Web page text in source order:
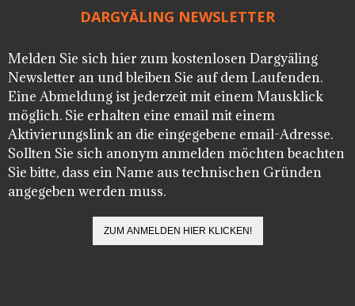
DARGYÄLING NEWSLETTER
Melden Sie sich hier zum kostenlosen Dargyäling
Newsletter an und bleiben Sie auf dem Laufenden.
Eine Abmeldung ist jederzeit mit einem Mausklick
möglich. Sie erhalten eine email mit einem
Aktivierungslink an die eingegebene email-Adresse.
Sollten Sie sich anonym anmelden möchten beachten
Sie bitte, dass ein Name aus technischen Gründen
angegeben werden muss.